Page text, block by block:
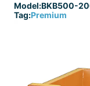
Model:BKB500-
Tag:Premium